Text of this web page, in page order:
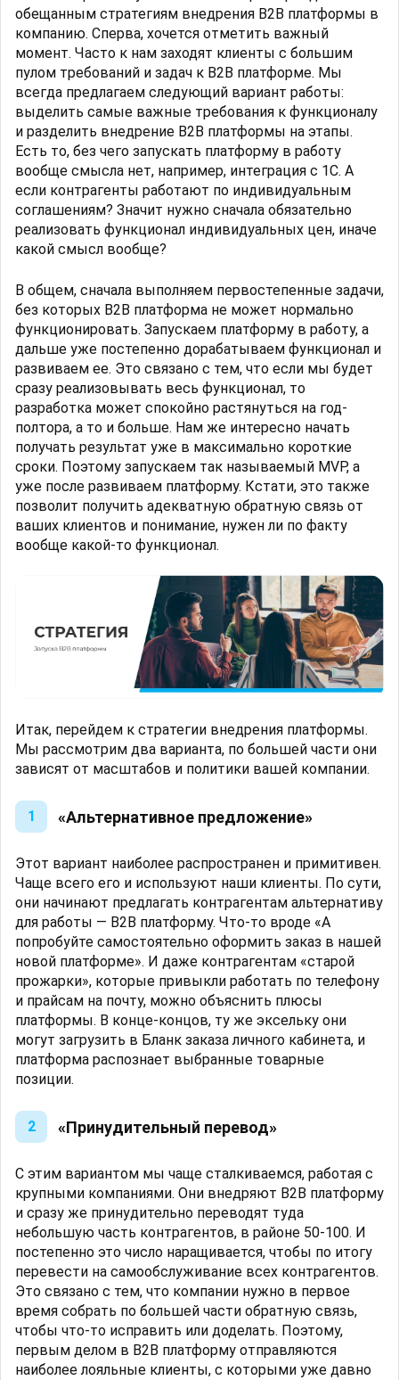
обещанным стратегиям внедрения B2B платформы в
компанию. Сперва, хочется отметить важный
момент. Часто к нам заходят клиенты с большим
пулом требований и задач к B2B платформе. Мы
всегда предлагаем следующий вариант работы:
выделить самые важные требования к функционалу
и разделить внедрение B2B платформы на этапы.
Есть то, без чего запускать платформу в работу
вообще смысла нет, например, интеграция с 1С. А
если контрагенты работают по индивидуальным
соглашениям? Значит нужно сначала обязательно
реализовать функционал индивидуальных цен, иначе
какой смысл вообще?
В общем, сначала выполняем первостепенные задачи,
без которых B2B платформа не может нормально
функционировать. Запускаем платформу в работу, а
дальше уже постепенно дорабатываем функционал и
развиваем ее. Это связано с тем, что если мы будет
сразу реализовывать весь функционал, то
разработка может спокойно растянуться на год-
полтора, а то и больше. Нам же интересно начать
получать результат уже в максимально короткие
сроки. Поэтому запускаем так называемый MVP, а
уже после развиваем платформу. Кстати, это также
позволит получить адекватную обратную связь от
ваших клиентов и понимание, нужен ли по факту
вообще какой-то функционал.
Итак, перейдем к стратегии внедрения платформы.
Мы рассмотрим два варианта, по большей части они
зависят от масштабов и политики вашей компании.
1 «Альтернативное предложение»
Этот вариант наиболее распространен и примитивен.
Чаще всего его и используют наши клиенты. По сути,
они начинают предлагать контрагентам альтернативу
для работы — B2B платформу. Что-то вроде «А
попробуйте самостоятельно оформить заказ в нашей
новой платформе». И даже контрагентам «старой
прожарки», которые привыкли работать по телефону
и прайсам на почту, можно объяснить плюсы
платформы. В конце-концов, ту же эксельку они
могут загрузить в Бланк заказа личного кабинета, и
платформа распознает выбранные товарные
позиции.
2 «Принудительный перевод»
С этим вариантом мы чаще сталкиваемся, работая с
крупными компаниями. Они внедряют B2B платформу
и сразу же принудительно переводят туда
небольшую часть контрагентов, в районе 50-100. И
постепенно это число наращивается, чтобы по итогу
перевести на самообслуживание всех контрагентов.
Это связано с тем, что компании нужно в первое
время собрать по большей части обратную связь,
чтобы что-то исправить или доделать. Поэтому,
первым делом в B2B платформу отправляются
наиболее лояльные клиенты, с которыми уже давно